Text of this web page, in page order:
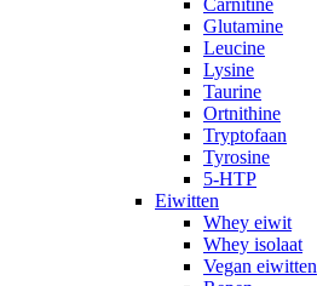
Carnitine
Glutamine
Leucine
Lysine
Taurine
Ortnithine
Tryptofaan
Tyrosine
5-HTP
Eiwitten
Whey eiwit
Whey isolaat
Vegan eiwitten